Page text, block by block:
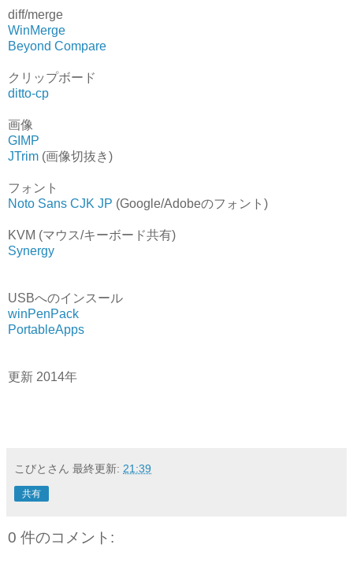
diff/merge
WinMerge
Beyond Compare
クリップボード
ditto-cp
画像
GIMP
JTrim (画像切抜き)
フォント
Noto Sans CJK JP (Google/Adobeのフォント)
KVM (マウス/キーボード共有)
Synergy
USBへのインスール
winPenPack
PortableApps
更新 2014年
こびとさん 最終更新: 21:39
共有
0 件のコメント: